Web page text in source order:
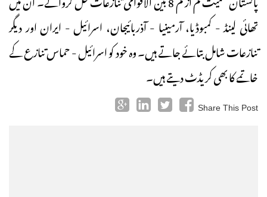
تھائی لینڈ - کمبوڈیا، آرمینیا - آذربائیجان، اسرائیل - ایران اور دیگر
تنازعات شامل بتائے جاتے ہیں۔ وہ خود کو اسرائیل - حماس تنازع کے
خاتمے کا بھی کریڈٹ دیتے ہیں۔
Share This Post